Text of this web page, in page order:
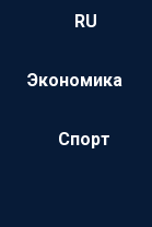
RU
Экономика
Спорт